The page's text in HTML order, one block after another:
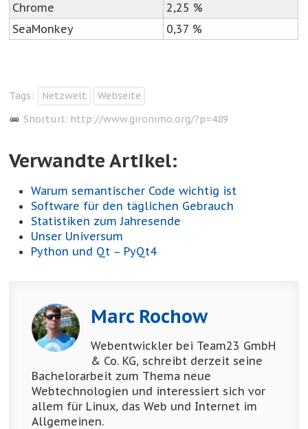
Chrome
2,25 %
SeaMonkey
0,37 %
Tags: Netzwelt
Webseite
Shorturl: http://www.gironimo.org/?p=489
Verwandte Artikel:
Warum semantischer Code wichtig ist
Software für den täglichen Gebrauch
Statistiken zum Jahresende
Unser Universum
Python und Qt – PyQt4
Marc Rochow
Webentwickler bei Team23 GmbH
& Co. KG, schreibt derzeit seine
Bachelorarbeit zum Thema neue
Webtechnologien und interessiert sich vor
allem für Linux, das Web und Internet im
Allgemeinen.